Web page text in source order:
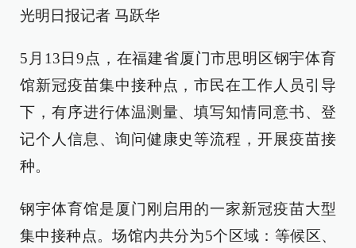
光明日报记者 马跃华
5月13日9点，在福建省厦门市思明区钢宇体育
馆新冠疫苗集中接种点，市民在工作人员引导
下，有序进行体温测量、填写知情同意书、登
记个人信息、询问健康史等流程，开展疫苗接
种。
钢宇体育馆是厦门刚启用的一家新冠疫苗大型
集中接种点。场馆内共分为5个区域：等候区、